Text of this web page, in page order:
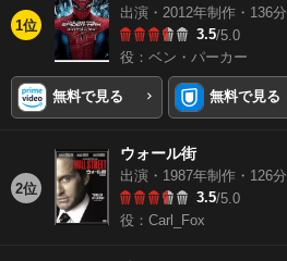
1位
出演・2012年制作・136分
3.5/5.0
役：ベン・パーカー
無料で見る 無料で見る
2位
ウォール街
出演・1987年制作・126分
3.5/5.0
役：Carl_Fox